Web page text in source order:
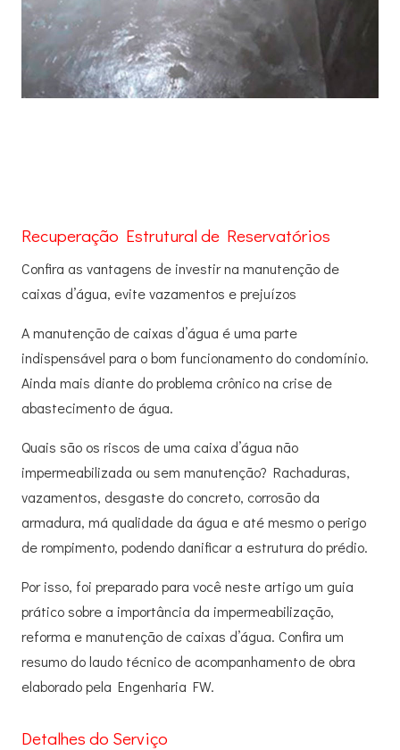
Recuperação Estrutural de Reservatórios
Confira as vantagens de investir na manutenção de
caixas d’água, evite vazamentos e prejuízos
A manutenção de caixas d’água é uma parte
indispensável para o bom funcionamento do condomínio.
Ainda mais diante do problema crônico na crise de
abastecimento de água.
Quais são os riscos de uma caixa d’água não
impermeabilizada ou sem manutenção? Rachaduras,
vazamentos, desgaste do concreto, corrosão da
armadura, má qualidade da água e até mesmo o perigo
de rompimento, podendo danificar a estrutura do prédio.
Por isso, foi preparado para você neste artigo um guia
prático sobre a importância da impermeabilização,
reforma e manutenção de caixas d’água. Confira um
resumo do laudo técnico de acompanhamento de obra
elaborado pela Engenharia FW.
Detalhes do Serviço